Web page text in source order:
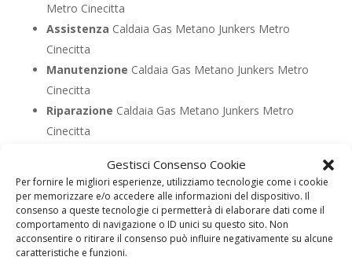
Gestisci Consenso Cookie
Per fornire le migliori esperienze, utilizziamo tecnologie come i cookie
per memorizzare e/o accedere alle informazioni del dispositivo. Il
consenso a queste tecnologie ci permetterà di elaborare dati come il
comportamento di navigazione o ID unici su questo sito. Non
acconsentire o ritirare il consenso può influire negativamente su alcune
caratteristiche e funzioni.
Metro Cinecitta
Assistenza Caldaia Gas Metano Junkers Metro
Cinecitta
Manutenzione Caldaia Gas Metano Junkers Metro
Cinecitta
Riparazione Caldaia Gas Metano Junkers Metro
Cinecitta
Metro Cinecitta
SostituzioneCaldaia Gas Metano Junkers Metro
Cinecitta
Pulizia Caldaia Gas Metano Junkers Metro Cinecitta
Controllo Fumi